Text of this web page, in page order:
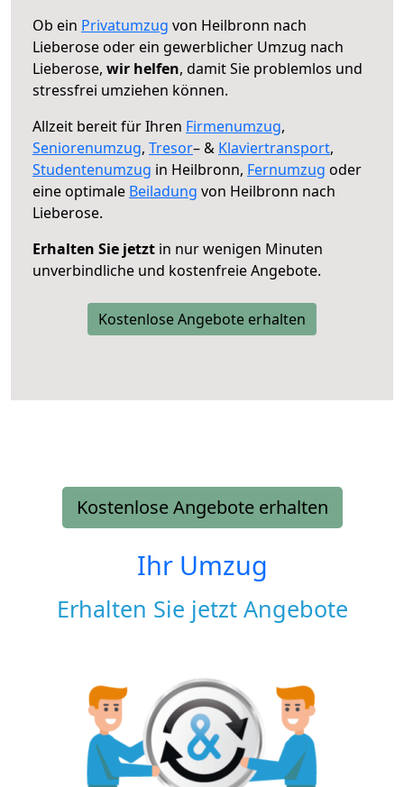
Ob ein Privatumzug von Heilbronn nach
Lieberose oder ein gewerblicher Umzug nach
Lieberose, wir helfen, damit Sie problemlos und
stressfrei umziehen können.
Allzeit bereit für Ihren Firmenumzug,
Seniorenumzug, Tresor– & Klaviertransport,
Studentenumzug in Heilbronn, Fernumzug oder
eine optimale Beiladung von Heilbronn nach
Lieberose.
Erhalten Sie jetzt in nur wenigen Minuten
unverbindliche und kostenfreie Angebote.
Kostenlose Angebote erhalten
Kostenlose Angebote erhalten
Ihr Umzug
Erhalten Sie jetzt Angebote